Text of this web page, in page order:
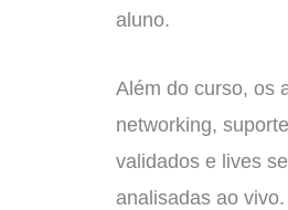
aluno.
Além do curso, os
networking,
validados e lives
analisadas ao